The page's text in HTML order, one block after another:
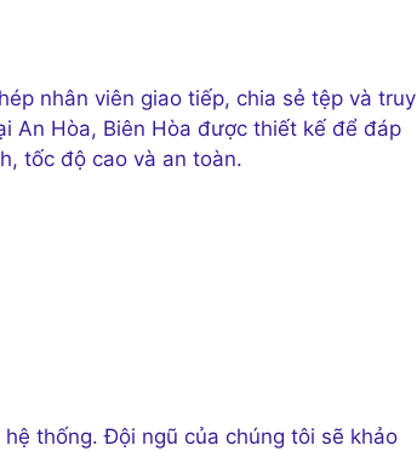
nhân viên giao tiếp, chia sẻ tệp và truy
An Hòa, Biên Hòa được thiết kế để đáp
tốc độ cao và an toàn.
thống. Đội ngũ của chúng tôi sẽ khảo